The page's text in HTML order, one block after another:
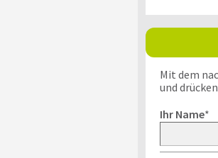
Mit dem
und
Ihr Name*